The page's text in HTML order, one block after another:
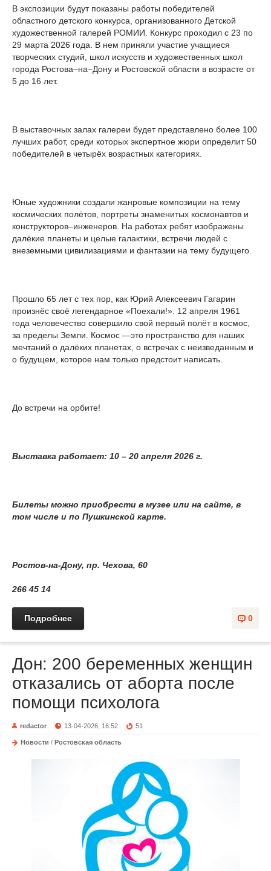
В экспозиции будут показаны работы победителей
областного детского конкурса, организованного Детской
художественной галерей РОМИИ. Конкурс проходил с 23 по
29 марта 2026 года. В нем приняли участие учащиеся
творческих студий, школ искусств и художественных школ
города Ростова–на–Дону и Ростовской области в возрасте от
5 до 16 лет.
В выставочных залах галереи будет представлено более 100
лучших работ, среди которых экспертное жюри определит 50
победителей в четырёх возрастных категориях.
Юные художники создали жанровые композиции на тему
космических полётов, портреты знаменитых космонавтов и
конструкторов–инженеров. На работах ребят изображены
далёкие планеты и целые галактики, встречи людей с
внеземными цивилизациями и фантазии на тему будущего.
Прошло 65 лет с тех пор, как Юрий Алексеевич Гагарин
произнёс своё легендарное «Поехали!». 12 апреля 1961
года человечество совершило свой первый полёт в космос,
за пределы Земли. Космос —это пространство для наших
мечтаний о далёких планетах, о встречах с неизведанным и
о будущем, которое нам только предстоит написать.
До встречи на орбите!
Выставка работает: 10 – 20 апреля 2026 г.
Билеты можно приобрести в музее или на сайте, в
том числе и по Пушкинской карте.
Ростов-на-Дону, пр. Чехова, 60
266 45 14
0
Подробнее
Дон: 200 беременных женщин
отказались от аборта после
помощи психолога
redactor 13-04-2026, 16:52 51
Новости / Ростовская область